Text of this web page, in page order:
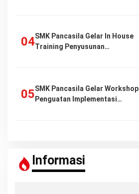
SMK Pancasila Gelar In House
Training Penyusunan…
SMK Pancasila Gelar Workshop
Penguatan Implementasi…
Informasi